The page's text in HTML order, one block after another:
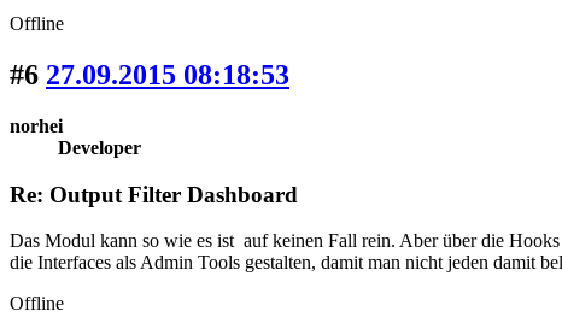
Offline
#6 27.09.2015 08:18:53
norhei
Developer
Re: Output Filter Dashboard
Das Modul kann so wie es ist auf keinen Fall rein. Aber über die
die Interfaces als Admin Tools gestalten, damit man nicht jeden damit
Offline